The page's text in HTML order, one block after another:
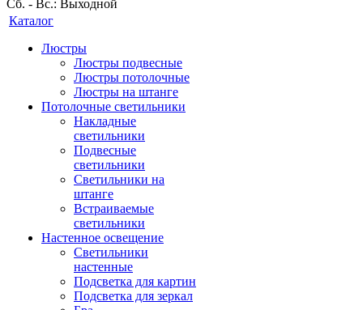
Сб. - Вс.: Выходной
Каталог
Люстры
Люстры подвесные
Люстры потолочные
Люстры на штанге
Потолочные светильники
Накладные
светильники
Подвесные
светильники
Светильники на
штанге
Встраиваемые
светильники
Настенное освещение
Светильники
настенные
Подсветка для картин
Подсветка для зеркал